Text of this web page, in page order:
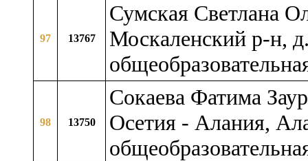
97 13767
Сумская Светлана
Москаленский р-н,
98 13750
Сокаева Фатима
Осетия - Алания,